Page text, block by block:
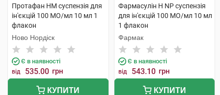
Протафан НМ суспензія для
ін'єкцій 100 МО/мл 10 мл 1
флакон
Ново Нордіск
Є в наявності
від 535.00 грн
КУПИТИ
Фармасулін H NP суспензія
для ін'єкцій 100 МО/мл 10 мл
1 флакон
Фармак
Є в наявності
від 543.10 грн
КУПИТИ